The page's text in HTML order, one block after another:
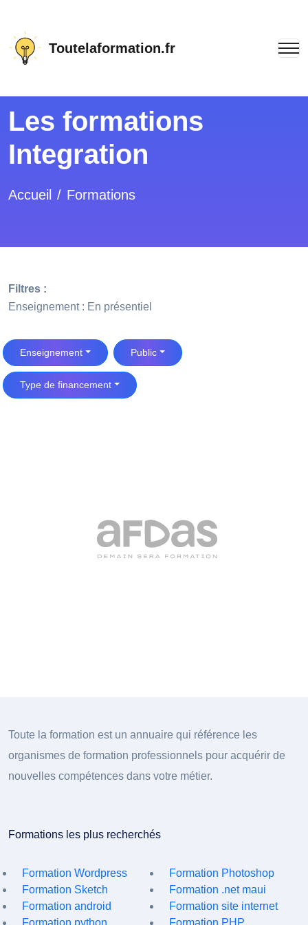
Toutelaformation.fr
Les formations
Integration
Accueil Formations
Filtres :
Enseignement : En présentiel
Enseignement Public
Type de financement
Toute la formation est un annuaire qui référence les
organismes de formation professionnels pour acquérir de
nouvelles compétences dans votre métier.
Formations les plus recherchés
Formation Wordpress
Formation Photoshop
Formation Sketch
Formation .net maui
Formation android
Formation site internet
Formation python
Formation PHP